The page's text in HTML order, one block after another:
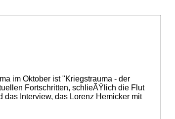
im Oktober ist "Kriegstrauma - der
Fortschritten, schlieÃŸlich die Flut
das Interview, das Lorenz Hemicker mit